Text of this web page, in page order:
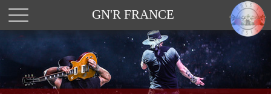
GN'R FRANCE